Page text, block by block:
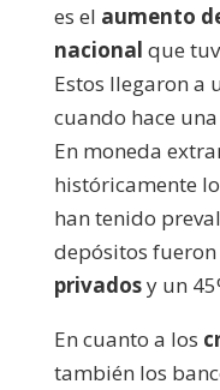
es el aumento
nacional que
Estos llegaron a
cuando hace
En moneda
históricamente
han tenido
depósitos
privadosy un
En cuanto a los
también los